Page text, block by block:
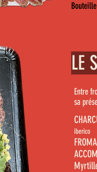
LE
Entre
sa
iberico